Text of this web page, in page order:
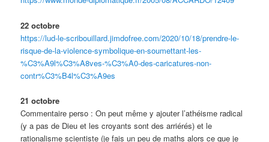
22 octobre
https://lud-le-scribouillard.jimdofree.com/2020/10/18/prendre-le-
risque-de-la-violence-symbolique-en-soumettant-les-
%C3%A9l%C3%A8ves-%C3%A0-des-caricatures-non-
contr%C3%B4l%C3%A9es
21 octobre
Commentaire perso : On peut même y ajouter l’athéisme radical
(y a pas de Dieu et les croyants sont des arriérés) et le
rationalisme scientiste (je fais un peu de maths alors ce que je